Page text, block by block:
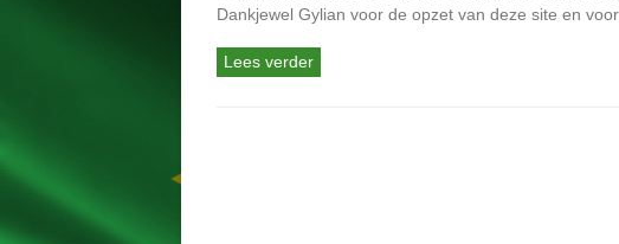
Dankjewel Gylian voor de opzet van deze site en
Lees verder